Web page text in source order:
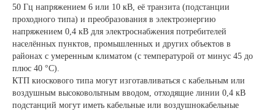
50 Гц напряжением 6 или 10 кВ, её транзита (подстанции
проходного типа) и преобразования в электроэнергию
напряжением 0,4 кВ для электроснабжения потребителей
населённых пунктов, промышленных и других объектов в
районах с умеренным климатом (с температурой от минус 45 до
плюс 40 °С).
КТП киоскового типа могут изготавливаться с кабельным или
воздушным высоковольтным вводом, отходящие линии 0,4 кВ
подстанций могут иметь кабельные или воздушнокабельные